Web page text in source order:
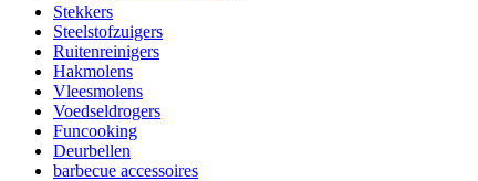
Stekkers
Steelstofzuigers
Ruitenreinigers
Hakmolens
Vleesmolens
Voedseldrogers
Funcooking
Deurbellen
barbecue accessoires